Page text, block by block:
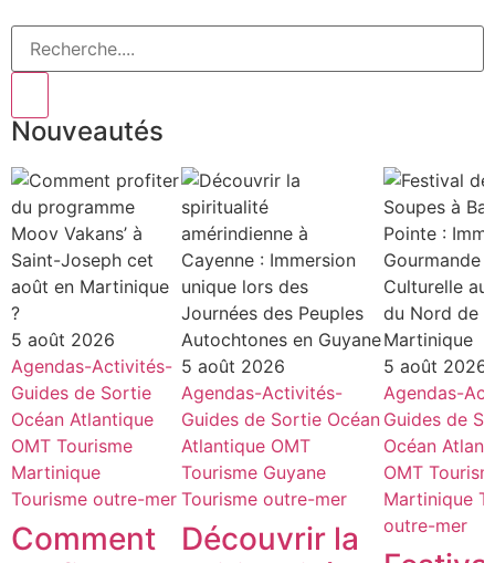
Nouveautés
5 août 2026
Agendas-Activités-
Guides de Sortie
Océan Atlantique
OMT Tourisme
Martinique
Tourisme outre-mer
Comment
5 août 2026
Agendas-Activités-
Guides de Sortie Océan
Atlantique OMT
Tourisme Guyane
Tourisme outre-mer
Découvrir la
5 août 2026
Agendas-
Guides de
Océan
OMT
Martinique
outre-mer